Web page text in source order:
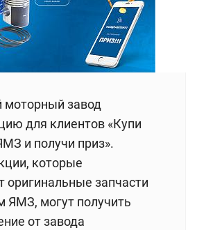
моторный завод
для клиентов «Купи
и получи приз».
которые
оригинальные запчасти
ЯМЗ, могут получить
от завода